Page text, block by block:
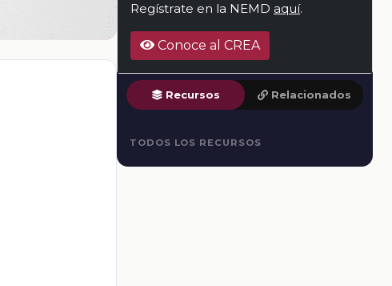
Regístrate en la NEMD aquí.
Conoce al CREA
Recursos Relacionados
TODOS LOS RECURSOS